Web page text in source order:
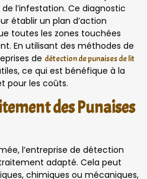
l’infestation. Ce diagnostic
établir un plan d’action
toutes les zones touchées
En utilisant des méthodes de
de détection de punaises de lit
ce qui est bénéfique à la
pour les coûts.
des Punaises
l’entreprise de détection
adapté. Cela peut
chimiques ou mécaniques,